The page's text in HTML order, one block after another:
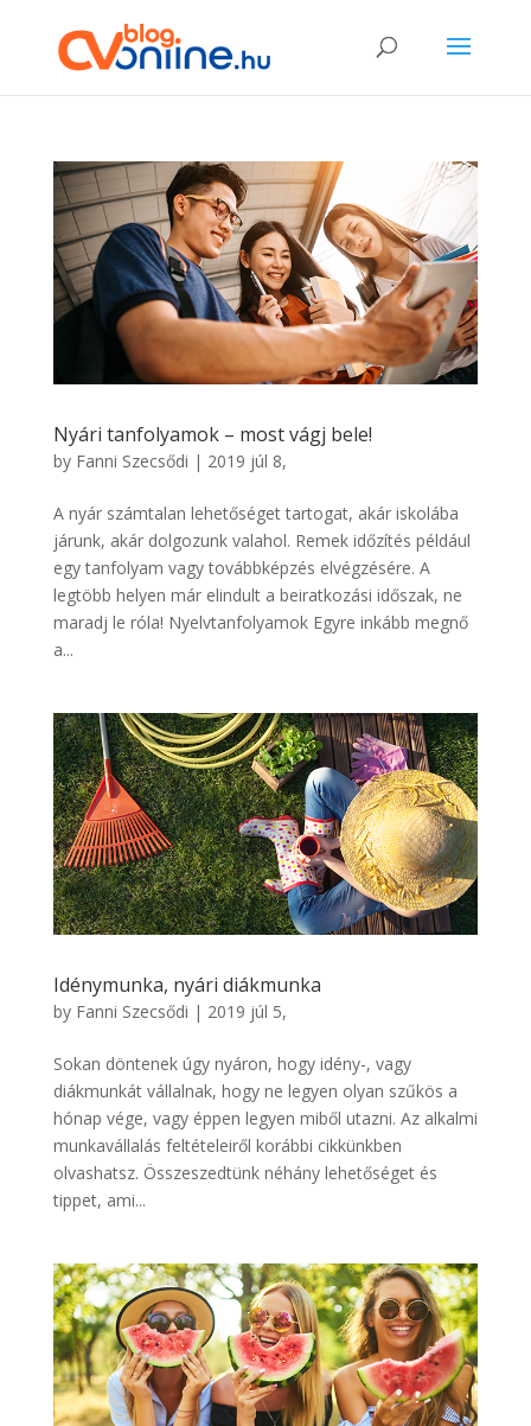
Nyári tanfolyamok – most vágj bele!
by Fanni Szecsődi | 2019 júl 8,
A nyár számtalan lehetőséget tartogat, akár iskolába
járunk, akár dolgozunk valahol. Remek időzítés például
egy tanfolyam vagy továbbképzés elvégzésére. A
legtöbb helyen már elindult a beiratkozási időszak, ne
maradj le róla! Nyelvtanfolyamok Egyre inkább megnő
a...
Idénymunka, nyári diákmunka
by Fanni Szecsődi | 2019 júl 5,
Sokan döntenek úgy nyáron, hogy idény-, vagy
diákmunkát vállalnak, hogy ne legyen olyan szűkös a
hónap vége, vagy éppen legyen miből utazni. Az alkalmi
munkavállalás feltételeiről korábbi cikkünkben
olvashatsz. Összeszedtünk néhány lehetőséget és
tippet, ami...